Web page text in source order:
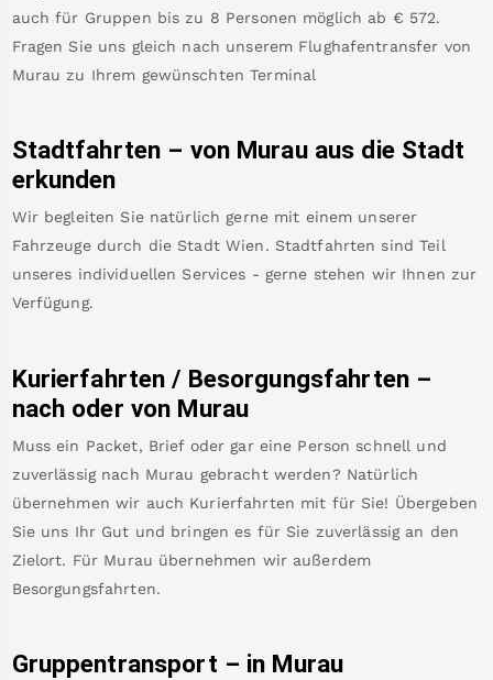
auch für Gruppen bis zu 8 Personen möglich ab € 572.
Fragen Sie uns gleich nach unserem Flughafentransfer von
Murau zu Ihrem gewünschten Terminal
Stadtfahrten – von Murau aus die Stadt
erkunden
Wir begleiten Sie natürlich gerne mit einem unserer
Fahrzeuge durch die Stadt Wien. Stadtfahrten sind Teil
unseres individuellen Services - gerne stehen wir Ihnen zur
Verfügung.
Kurierfahrten / Besorgungsfahrten –
nach oder von Murau
Muss ein Packet, Brief oder gar eine Person schnell und
zuverlässig nach Murau gebracht werden? Natürlich
übernehmen wir auch Kurierfahrten mit für Sie! Übergeben
Sie uns Ihr Gut und bringen es für Sie zuverlässig an den
Zielort. Für Murau übernehmen wir außerdem
Besorgungsfahrten.
Gruppentransport – in Murau